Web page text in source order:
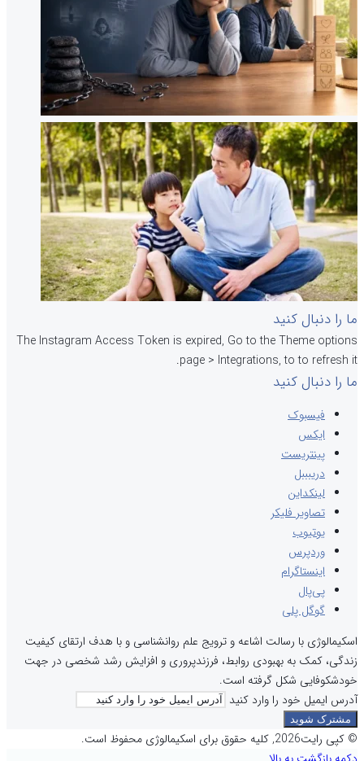
ما را دنبال کنید
The Instagram Access Token is expired, Go to the Theme options
page > Integrations, to to refresh it.
ما را دنبال کنید
فیسبوک
ایکس
پینتریست
دریبببل
لینکداین
تصاویر فلیکر
یوتیوب
وردپرس
اینستاگرام
پی‌پال
گوگل پلی
اسکیمالوژی با رسالت اشاعه و ترویج علم روانشناسی و با هدف ارتقای کیفیت
زندگی، کمک به بهبودی روابط، فرزندپروری و افزایش رشد شخصی در جهت
خودشکوفایی شکل گرفته است.
آدرس ایمیل خود را وارد کنید
© کپی رایت2026, کلیه حقوق برای اسکیمالوژی محفوظ است.